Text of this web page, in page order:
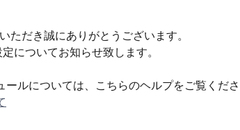
ただき誠にありがとうございます。
についてお知らせ致します。
ールについては、こちらのヘルプをご覧くだ